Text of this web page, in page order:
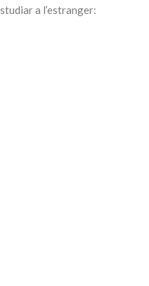
a l’estranger: